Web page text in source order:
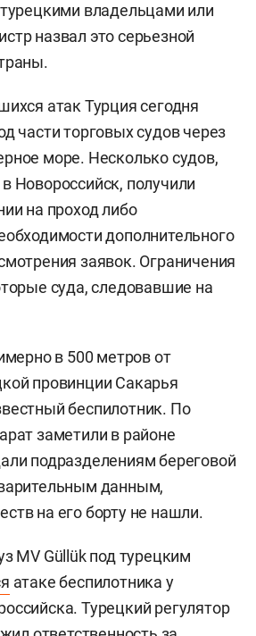
владельцами или
назвал это серьезной
атак Турция сегодня
части торговых судов через
море. Несколько судов,
Новороссийск, получили
на проход либо
дополнительного
заявок. Ограничения
суда, следовавшие на
в 500 метров от
провинции Сакарья
беспилотник. По
заметили в районе
подразделениям береговой
данным,
на его борту не нашли.
MV Güllük под турецким
атаке беспилотника у
Турецкий регулятор